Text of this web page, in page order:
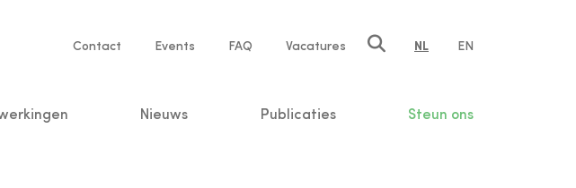
Service
Contact Events FAQ Vacatures NL EN
Nieuws Publicaties Steun ons